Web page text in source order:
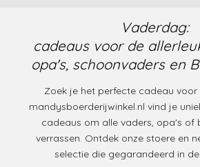
Vaderdag:
cadeaus voor de
opa's, schoonvaders en
Zoek je het perfecte cadeau voor
mandysboerderijwinkel.nl vind je
cadeaus om alle vaders, opa's of
verrassen. Ontdek onze stoere en
selectie die gegarandeerd in